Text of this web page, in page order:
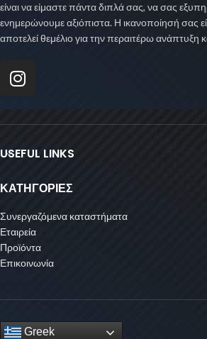
είναι να είμαστε πάντα διπλά σας, να σας
ενημερώνουμε αξιόπιστα. Η ικανοποίησή σας
αποτελεί θεμέλιο για την περαιτέρω ανάπτυξη
USEFUL LINKS
ΚΑΤΗΓΟΡΙΕΣ
Συνεργαζόμενα καταστήματα
Εταιρεία
Προϊόντα
Επικοινωνία
Greek